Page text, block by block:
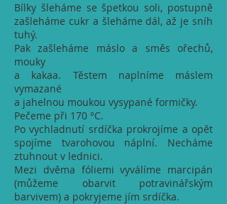
Bílky šleháme se špetkou soli, postupně
zašleháme cukr a šleháme dál, až je sníh
tuhý.
Pak zašleháme máslo a směs ořechů,
mouky
a kakaa. Těstem naplníme máslem
vymazané
a jahelnou moukou vysypané formičky.
Pečeme při 170 °C.
Po vychladnutí srdíčka prokrojíme a opět
spojíme tvarohovou náplní. Necháme
ztuhnout v lednici.
Mezi dvěma fóliemi vyválíme marcipán
(můžeme obarvit potravinářským
barvivem) a pokryjeme jím srdíčka.